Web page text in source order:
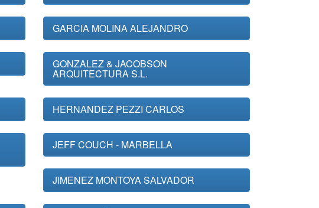
GARCIA MOLINA ALEJANDRO
GONZALEZ & JACOBSON
ARQUITECTURA S.L.
HERNANDEZ PEZZI CARLOS
JEFF COUCH - MARBELLA
JIMENEZ MONTOYA SALVADOR